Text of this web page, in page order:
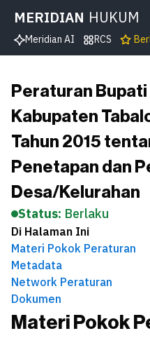
MERIDIAN HUKUM
Meridian AI RCS
Peraturan Bupati
Kabupaten
Tahun 2015
Penetapan dan
Desa/Kelurahan
Status: Berlaku
Di Halaman Ini
Materi Pokok Peraturan
Metadata
Network Peraturan
Dokumen
Materi Pokok